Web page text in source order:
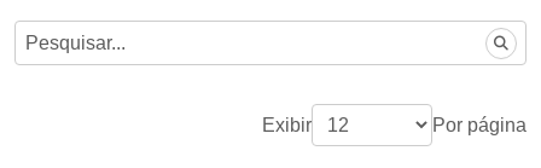
Exibir Por página